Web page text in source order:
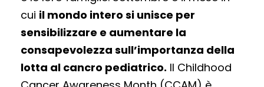
cui il mondo intero si unisce per
sensibilizzare e aumentare la
consapevolezza sull’importanza della
lotta al cancro pediatrico. Il Childhood